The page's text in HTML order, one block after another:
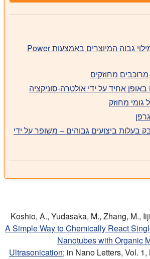
שרפים בעלי מילוי גבוה המיוצרים באמצעות Power
מרוכבים מחוזקים
גומי מחוזק
בעלות ביצועים גבוהים – משופר על ידי
Koshio, A., Yudasaka, M., Zhang, M.,
A Simple Way to Chemically React
Nanotubes with Organic
Ultrasonication; in Nano Letters, Vol. 1,